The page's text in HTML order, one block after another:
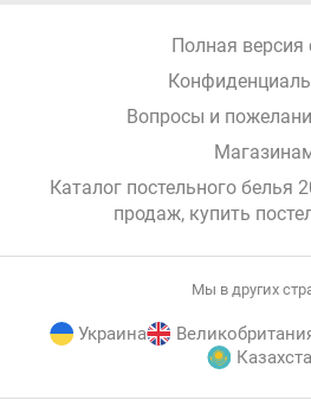
Полная версия
Вопросы и
Каталог постельного белья
продаж, купить
Мы в других
Украина